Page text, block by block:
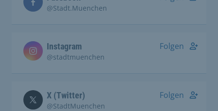
@Stadt.Muenchen
Instagram
@stadtmuenchen
Folgen
X (Twitter)
@StadtMuenchen
Folgen